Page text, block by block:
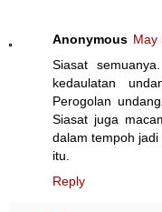
Anonymous May
Siasat
kedaulatan
Perogolan
Siasat juga
dalam tempoh
itu.
Reply